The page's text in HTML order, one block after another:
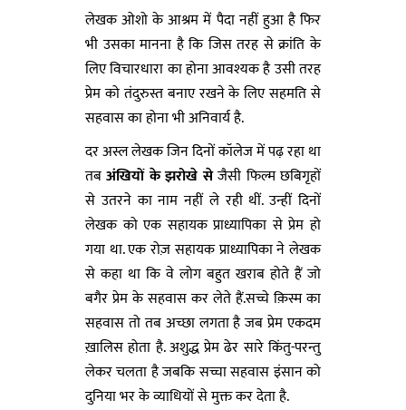
लेखक ओशो के आश्रम में पैदा नहीं हुआ है फिर
भी उसका मानना है कि जिस तरह से क्रांति के
लिए विचारधारा का होना आवश्यक है उसी तरह
प्रेम को तंदुरुस्त बनाए रखने के लिए सहमति से
सहवास का होना भी अनिवार्य है.
दर अस्ल लेखक जिन दिनों कॉलेज में पढ़ रहा था
तबअंखियों के झरोखे सेजैसी फिल्म छबिगृहों
से उतरने का नाम नहीं ले रही थीं. उन्हीं दिनों
लेखक को एक सहायक प्राध्यापिका से प्रेम हो
गया था. एक रोज़ सहायक प्राध्यापिका ने लेखक
से कहा था कि वे लोग बहुत खराब होते हैं जो
बगैर प्रेम के सहवास कर लेते हैं.सच्चे क़िस्म का
सहवास तो तब अच्छा लगता है जब प्रेम एकदम
ख़ालिस होता है. अशुद्ध प्रेम ढेर सारे किंतु-परन्तु
लेकर चलता है जबकि सच्चा सहवास इंसान को
दुनिया भर के व्याधियों से मुक्त कर देता है.